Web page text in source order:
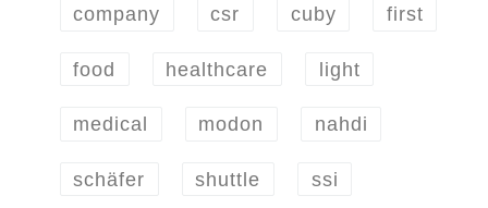
company csr cuby first
food healthcare light
medical modon nahdi
schäfer shuttle ssi